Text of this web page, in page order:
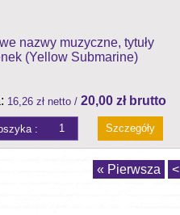
nazwy muzyczne, tytuły
(Yellow Submarine)
16,26 zł netto / 20,00 zł brutto
Szczegóły
« Pierwsza <